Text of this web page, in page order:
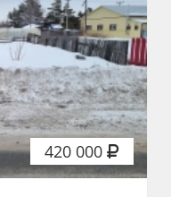
420 000